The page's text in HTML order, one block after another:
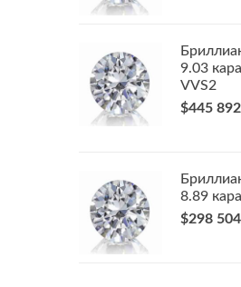
9.03
VVS2
$445 892
8.89
$298 504